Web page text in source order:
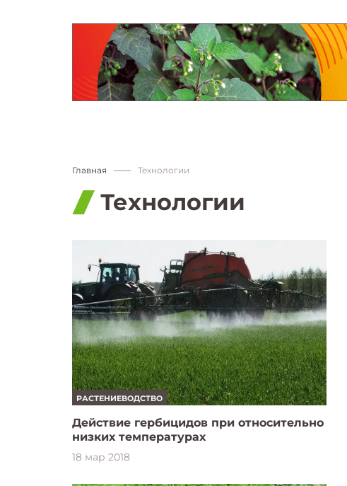
Главная Технологии
Технологии
РАСТЕНИЕВОДСТВО
Действие гербицидов при относительно
низких температурах
18 мар 2018